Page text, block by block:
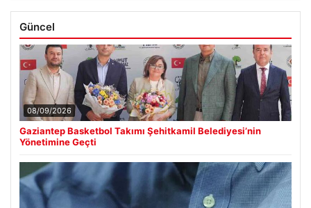
Güncel
08/09/2026
Gaziantep Basketbol Takımı Şehitkamil Belediyesi’nin
Yönetimine Geçti